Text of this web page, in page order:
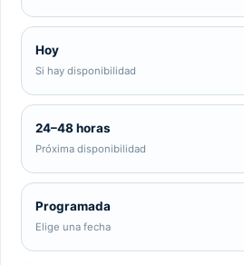
Hoy
Si hay disponibilidad
24–48 horas
Próxima disponibilidad
Programada
Elige una fecha